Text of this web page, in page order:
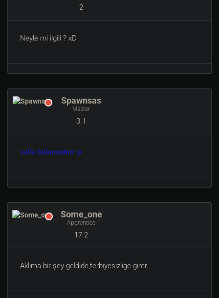
2
Neyle mi ilgili ? xD
Spawnsas
Master
3.1
valla bulamadım :p
Some_one
Apprentice
17.2
Aklıma bir şey geldide,terbiyesizlige girer.